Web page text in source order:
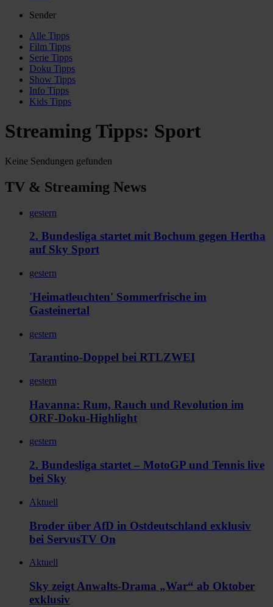
Sender
Alle Tipps
Film Tipps
Serie Tipps
Doku Tipps
Show Tipps
Info Tipps
Kids Tipps
Streaming Tipps: Sport
Keine Sendungen gefunden
TV & Streaming News
gestern
2. Bundesliga startet mit Bochum gegen Hertha
auf Sky Sport
gestern
'Heimatleuchten' Sommerfrische im
Gasteinertal
gestern
Tarantino-Doppel bei RTLZWEI
gestern
Havanna: Rum, Rauch und Revolution im
ORF-Doku-Highlight
gestern
2. Bundesliga startet – MotoGP und Tennis live
bei Sky
Aktuell
Broder über AfD in Ostdeutschland exklusiv
bei ServusTV On
Aktuell
Sky zeigt Anwalts-Drama „War“ ab Oktober
exklusiv